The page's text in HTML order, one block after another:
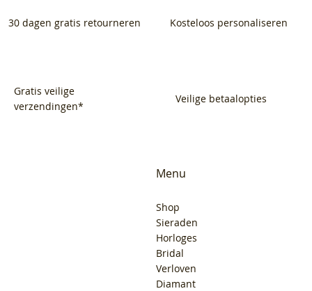
30 dagen gratis retourneren Kosteloos personaliseren
Gratis veilige
verzendingen*
Veilige betaalopties
Menu
Shop
Sieraden
Horloges
Bridal
Verloven
Diamant